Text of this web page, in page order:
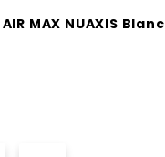
MAX NUAXIS Blanc